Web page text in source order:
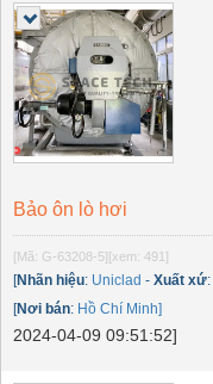
Bảo ôn lò hơi
[Mã: G-63208-5] [xem: 491]
[Nhãn hiệu: Uniclad - Xuất xứ:
[Nơi bán: Hồ Chí Minh]
2024-04-09 09:51:52]